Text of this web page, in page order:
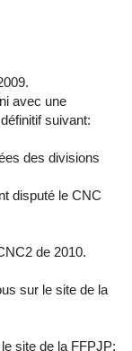
avec une
suivant:
des divisions
disputé le CNC
de 2010.
sur le site de la
site de la FFPJP: